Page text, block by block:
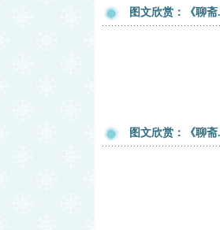
图文欣赏：《聊
图文欣赏：《聊